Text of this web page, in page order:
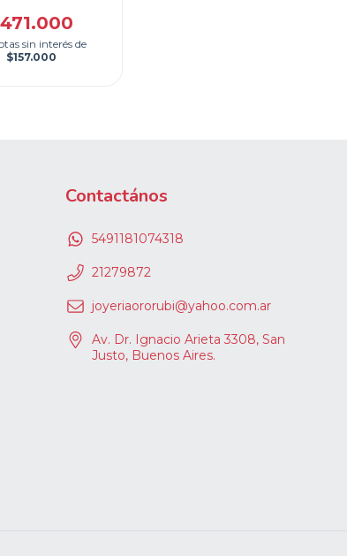
sin interés de
$157.000
Contactános
5491181074318
21279872
joyeriaororubi@yahoo.com.ar
Av. Dr. Ignacio Arieta 3308, San
Justo, Buenos Aires.